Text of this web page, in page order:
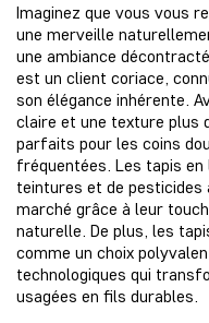
Imaginez que vous vous
une merveille
une ambiance
est un client coriace,
son élégance inhérente.
claire et une texture plus
parfaits pour les coins
fréquentées. Les tapis en
teintures et de
marché grâce à leur
naturelle. De plus, les
comme un choix
technologiques qui
usagées en fils durables.